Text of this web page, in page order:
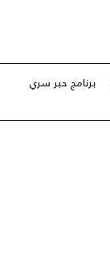
برنامج حبر سري